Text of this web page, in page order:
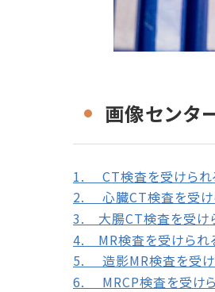
画像センタ
1. CT検査を受けられ
2. 心臓CT検査を受け
3. 大腸CT検査を受け
4. MR検査を受けられ
5. 造影MR検査を受け
6. MRCP検査を受け